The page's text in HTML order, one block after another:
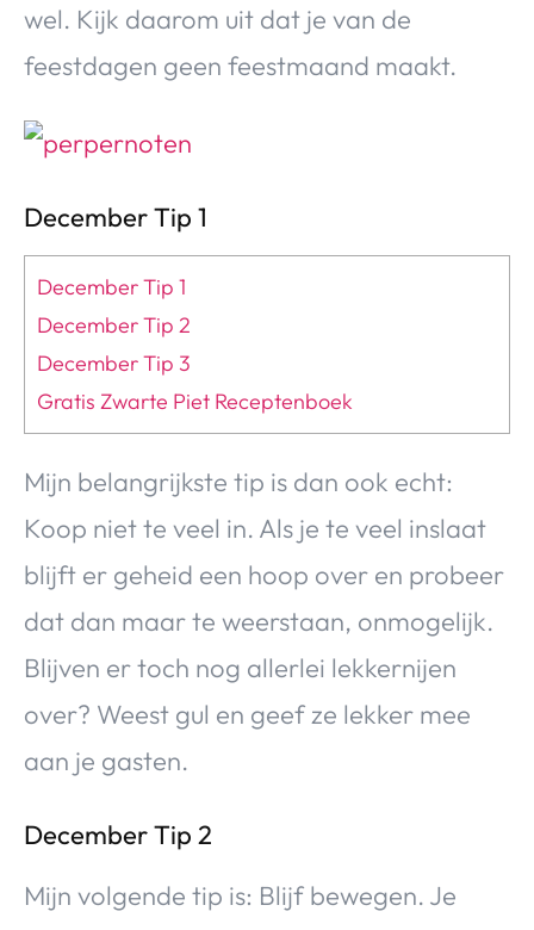
wel. Kijk daarom uit dat je van de
feestdagen geen feestmaand maakt.
December Tip 1
December Tip 1
December Tip 2
December Tip 3
Gratis Zwarte Piet Receptenboek
Mijn belangrijkste tip is dan ook echt:
Koop niet te veel in. Als je te veel inslaat
blijft er geheid een hoop over en probeer
dat dan maar te weerstaan, onmogelijk.
Blijven er toch nog allerlei lekkernijen
over? Weest gul en geef ze lekker mee
aan je gasten.
December Tip 2
Mijn volgende tip is: Blijf bewegen. Je